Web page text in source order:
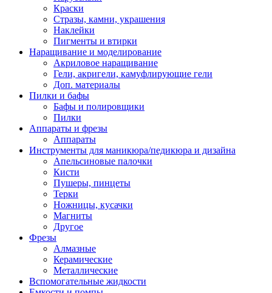
Краски
Стразы, камни, украшения
Наклейки
Пигменты и втирки
Наращивание и моделирование
Акриловое наращивание
Гели, акригели, камуфлирующие гели
Доп. материалы
Пилки и бафы
Бафы и полировщики
Пилки
Аппараты и фрезы
Аппараты
Инструменты для маникюра/педикюра и дизайна
Апельсиновые палочки
Кисти
Пушеры, пинцеты
Терки
Ножницы, кусачки
Магниты
Другое
Фрезы
Алмазные
Керамические
Металлические
Вспомогательные жидкости